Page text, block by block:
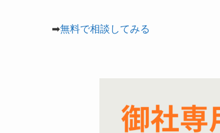
➡無料で相談してみる